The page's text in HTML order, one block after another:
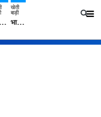
Guar Ka Rate: ग्वार के भाव में हल्की बढ़ोतरी, बढ़ सकता है बुवाई का रकबा
खेती
बाड़ी
भारत में 29 मई से शुरु होगी प्री-मानसून बारिश, ECMWF विदेशी मौसम एजेंसी का पूर्वानुमान